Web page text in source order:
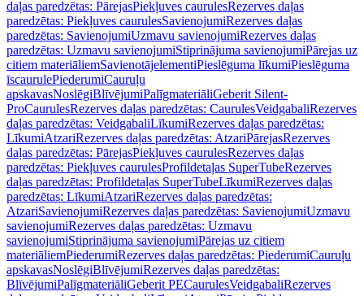
daļas paredzētas: PārejasPiekļuves caurulesRezerves daļas
paredzētas: Piekļuves caurulesSavienojumiRezerves daļas
paredzētas: SavienojumiUzmavu savienojumiRezerves daļas
paredzētas: Uzmavu savienojumiStiprinājuma savienojumiPārejas uz
citiem materiāliemSavienotājelementiPieslēguma līkumiPieslēguma
īscaurulePiederumiCauruļu
apskavasNoslēgiBlīvējumiPalīgmateriāliGeberit Silent-
ProCaurulesRezerves daļas paredzētas: CaurulesVeidgabaliRezerves
daļas paredzētas: VeidgabaliLīkumiRezerves daļas paredzētas:
LīkumiAtzariRezerves daļas paredzētas: AtzariPārejasRezerves
daļas paredzētas: PārejasPiekļuves caurulesRezerves daļas
paredzētas: Piekļuves caurulesProfildetaļas SuperTubeRezerves
daļas paredzētas: Profildetaļas SuperTubeLīkumiRezerves daļas
paredzētas: LīkumiAtzariRezerves daļas paredzētas:
AtzariSavienojumiRezerves daļas paredzētas: SavienojumiUzmavu
savienojumiRezerves daļas paredzētas: Uzmavu
savienojumiStiprinājuma savienojumiPārejas uz citiem
materiāliemPiederumiRezerves daļas paredzētas: PiederumiCauruļu
apskavasNoslēgiBlīvējumiRezerves daļas paredzētas:
BlīvējumiPalīgmateriāliGeberit PECaurulesVeidgabaliRezerves